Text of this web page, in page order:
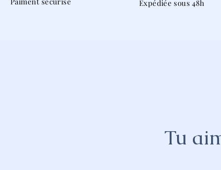
Tu
Expédiée sous 48h